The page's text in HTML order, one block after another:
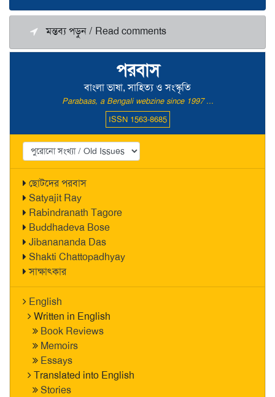
পরবাস
বাংলা ভাষা, সাহিত্য ও সংস্কৃতি
Parabaas, a Bengali webzine since 1997 ...
ISSN 1563-8685
ছোটদের পরবাস
Satyajit Ray
Rabindranath Tagore
Buddhadeva Bose
Jibanananda Das
Shakti Chattopadhyay
সাক্ষাৎকার
English
Written in English
Book Reviews
Memoirs
Essays
Translated into English
Stories
মন্তব্য পড়ুন / Read comments